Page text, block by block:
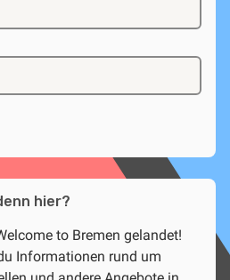
hier?
to Bremen gelandet!
Informationen rund um